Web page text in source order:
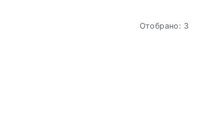
Отобрано: 3